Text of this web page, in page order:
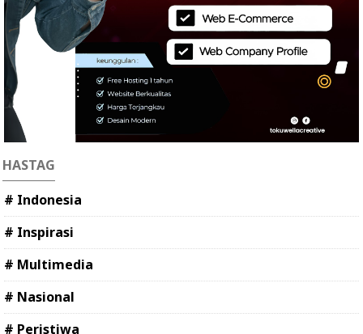
HASTAG
# Indonesia
# Inspirasi
# Multimedia
# Nasional
# Peristiwa